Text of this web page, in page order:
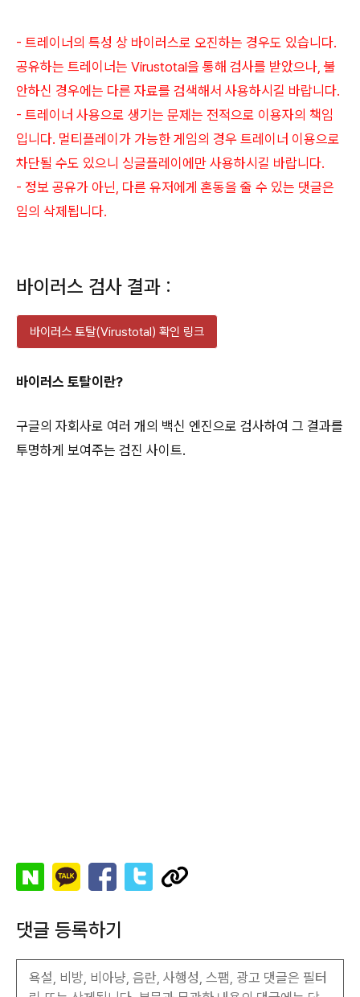
- 트레이너의 특성 상 바이러스로 오진하는 경우도 있습니다.
공유하는 트레이너는 Virustotal을 통해 검사를 받았으나, 불
안하신 경우에는 다른 자료를 검색해서 사용하시길 바랍니다.
- 트레이너 사용으로 생기는 문제는 전적으로 이용자의 책임
입니다. 멀티플레이가 가능한 게임의 경우 트레이너 이용으로
차단될 수도 있으니 싱글플레이에만 사용하시길 바랍니다.
- 정보 공유가 아닌, 다른 유저에게 혼동을 줄 수 있는 댓글은
임의 삭제됩니다.
바이러스 검사 결과 :
바이러스 토탈(Virustotal) 확인 링크
바이러스 토탈이란?
구글의 자회사로 여러 개의 백신 엔진으로 검사하여 그 결과를
투명하게 보여주는 검진 사이트.
댓글 등록하기